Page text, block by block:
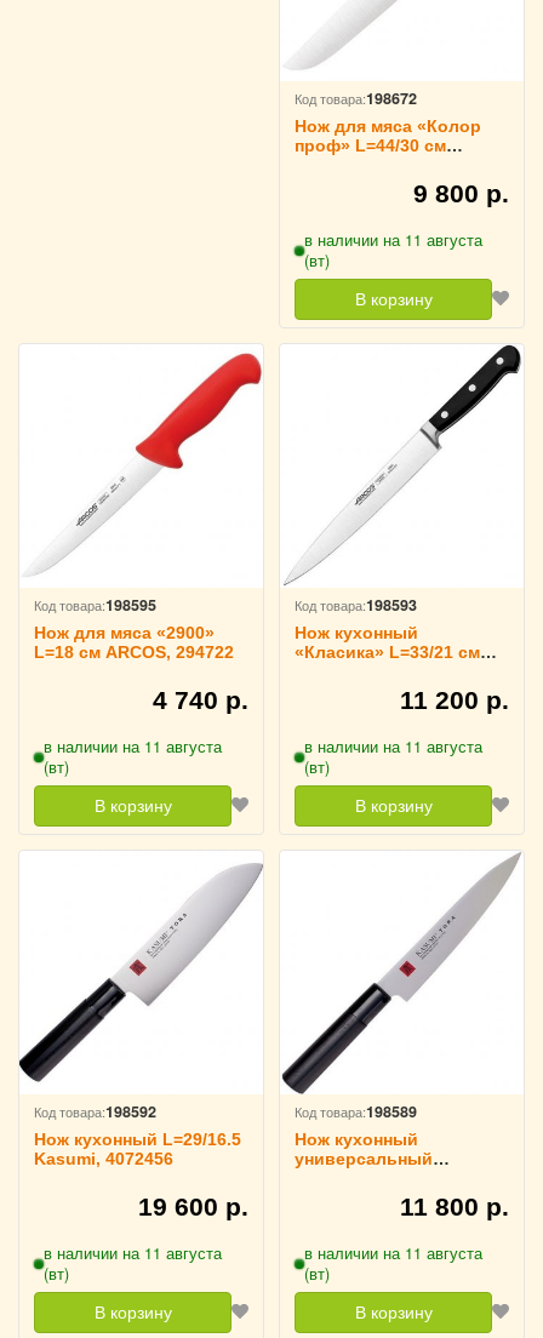
Код товара:198672
Нож для мяса «Колор
проф» L=44/30 см
9 800 р.
в наличии на 11 августа
(вт)
В корзину
Код товара:198595
Нож для мяса «2900»
L=18 см ARCOS, 294722
4 740 р.
в наличии на 11 августа
(вт)
В корзину
Код товара:198593
Нож кухонный
«Класика» L=33/21 см
11 200 р.
в наличии на 11 августа
(вт)
В корзину
Код товара:198592
Нож кухонный L=29/16.5
Kasumi, 4072456
19 600 р.
в наличии на 11 августа
(вт)
В корзину
Код товара:198589
Нож кухонный
универсальный
11 800 р.
в наличии на 11 августа
(вт)
В корзину